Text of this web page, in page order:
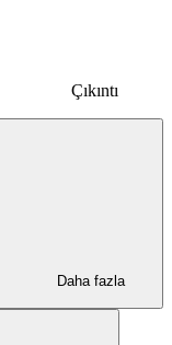
Çıkıntı
Daha fazla